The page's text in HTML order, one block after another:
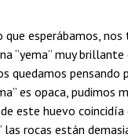
esperábamos,
“yema” muy
quedamos pensando
es opaca, pudimos
este huevo
las rocas están